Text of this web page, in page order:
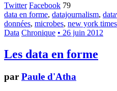
Twitter Facebook 79
data en forme, datajournalism,
données, microbes, new york times
Data Chronique • 26 juin 2012
Les data en forme
par Paule d'Atha